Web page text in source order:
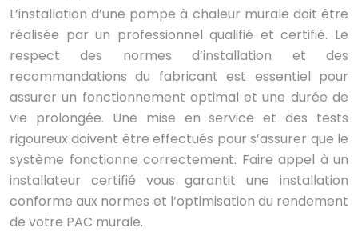
L’installation d’une pompe à chaleur murale doit être
réalisée par un professionnel qualifié et certifié. Le
respect des normes d’installation et des
recommandations du fabricant est essentiel pour
assurer un fonctionnement optimal et une durée de
vie prolongée. Une mise en service et des tests
rigoureux doivent être effectués pour s’assurer que le
système fonctionne correctement. Faire appel à un
installateur certifié vous garantit une installation
conforme aux normes et l’optimisation du rendement
de votre PAC murale.